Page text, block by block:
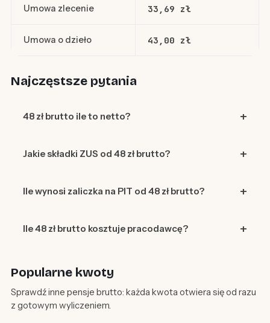
Umowa zlecenie 33,69 zł
Umowa o dzieło 43,00 zł
Najczęstsze pytania
48 zł brutto ile to netto?
Jakie składki ZUS od 48 zł brutto?
Ile wynosi zaliczka na PIT od 48 zł brutto?
Ile 48 zł brutto kosztuje pracodawcę?
Popularne kwoty
Sprawdź inne pensje brutto: każda kwota otwiera się od razu
z gotowym wyliczeniem.